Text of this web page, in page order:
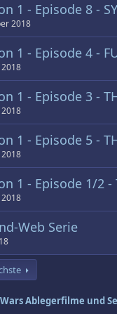
1 - Episode 8 -
2018
1 - Episode 4 -
1 - Episode 3 -
1 - Episode 5 -
1 - Episode 1/2 -
Web Serie
Ablegerfilme und